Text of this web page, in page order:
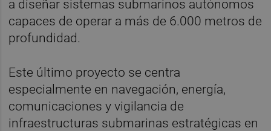
a diseñar sistemas submarinos autónomos
capaces de operar a más de 6.000 metros de
profundidad.
Este último proyecto se centra
especialmente en navegación, energía,
comunicaciones y vigilancia de
infraestructuras submarinas estratégicas en